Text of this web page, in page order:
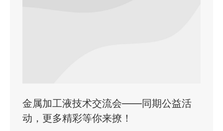
金属加工液技术交流会——同期公益活
动，更多精彩等你来撩！